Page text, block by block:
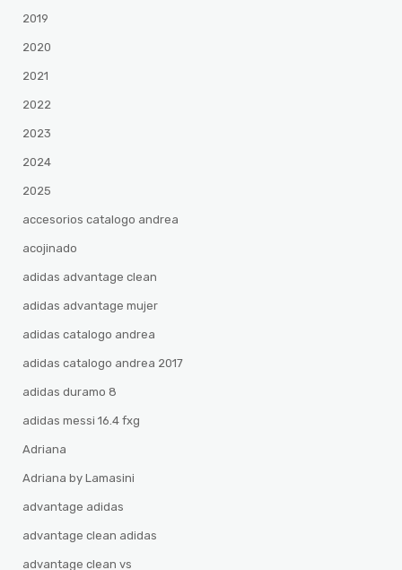
2019
2020
2021
2022
2023
2024
2025
accesorios catalogo andrea
acojinado
adidas advantage clean
adidas advantage mujer
adidas catalogo andrea
adidas catalogo andrea 2017
adidas duramo 8
adidas messi 16.4 fxg
Adriana
Adriana by Lamasini
advantage adidas
advantage clean adidas
advantage clean vs